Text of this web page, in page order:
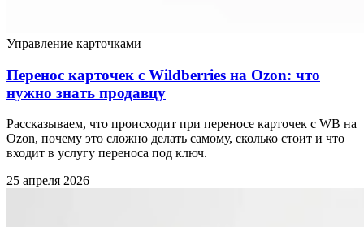
Управление карточками
Перенос карточек с Wildberries на Ozon: что
нужно знать продавцу
Рассказываем, что происходит при переносе карточек с WB на
Ozon, почему это сложно делать самому, сколько стоит и что
входит в услугу переноса под ключ.
25 апреля 2026